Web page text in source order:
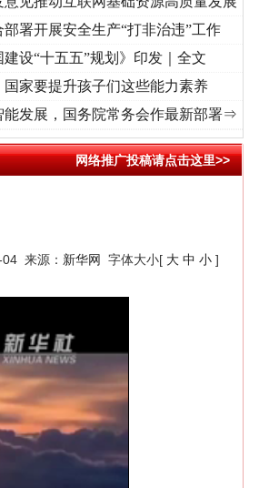
奋进复兴征程丨“转折之城”激荡..·[视频]牢记初心使
部署开展安全生产“打非治违”工作
建设“十五五”规划》印发｜全文
国家要提升孩子们这些能力素养
能发展，国务院常务会作最新部署⇒
网络推广投稿请点击这里>>
来源： 新华网 字体大小[ 大 中 小 ]